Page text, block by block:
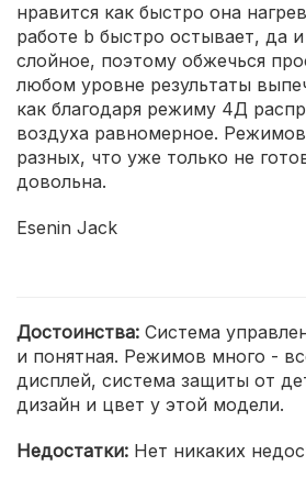
нравится как быстро она
работе b быстро остывает, да
слойное, поэтому обжечься
любом уровне результаты
как благодаря режиму 4Д
воздуха равномерное.
разных, что уже только не
довольна.
Esenin Jack
Достоинства: Система
и понятная. Режимов много -
дисплей, система защиты от
дизайн и цвет у этой модели.
Недостатки: Нет никаких